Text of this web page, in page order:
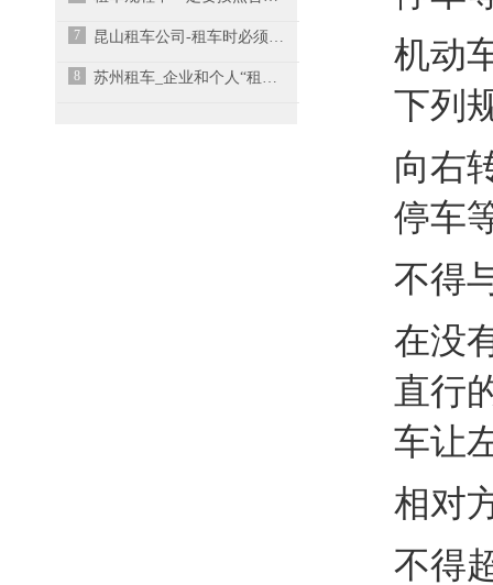
7 昆山租车公司-租车时必须掌握的16个知识点！
8 苏州租车_企业和个人“租而不买”的概念载体正在广泛发展
机动
下列
向右
停车
不得
在没
直行
车让
相对
不得